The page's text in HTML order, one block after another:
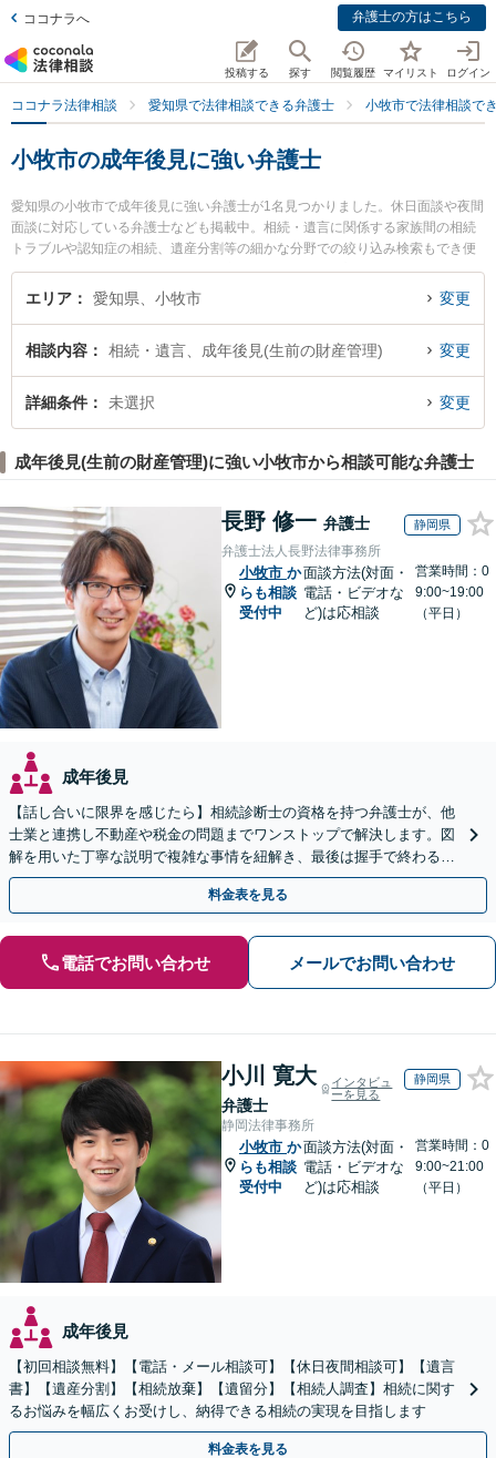
ココナラへ 弁護士の方はこちら
投稿する 探す 閲覧履歴 マイリスト ログイン
ココナラ法律相談 愛知県で法律相談できる弁護士 小牧市で法律相談で
小牧市の成年後見に強い弁護士
愛知県の小牧市で成年後見に強い弁護士が1名見つかりました。休日面談や夜間
面談に対応している弁護士なども掲載中。相続・遺言に関係する家族間の相続
トラブルや認知症の相続、遺産分割等の細かな分野での絞り込み検索もでき便
利です。特にかがりび法律事務所の舟橋 拓馬弁護士のプロフィール情報や弁護
士費用、強みなどが注目されています。『小牧市で土日や夜間に発生した成年
できる小牧市内の弁護士に相談予約したい』などでお困りの相談者さんにおす
すめです。
エリア 愛知県、小牧市 変更
相談内容 相続・遺言、成年後見(生前の財産管理) 変更
詳細条件 未選択 変更
成年後見(生前の財産管理)に強い小牧市から相談可能な弁護士
長野 修一 弁護士 静岡県
弁護士法人長野法律事務所
小牧市 か
らも相談
受付中
面談方法(対面・
電話・ビデオな
ど)は応相談
営業時間：0
9:00~19:00
（平日）
成年後見
【話し合いに限界を感じたら】相続診断士の資格を持つ弁護士が、他
士業と連携し不動産や税金の問題までワンストップで解決します。図
解を用いた丁寧な説明で複雑な事情を紐解き、最後は握手で終わる円
満な解決へ導きます。【東海エリア・神奈川県対応】
料金表を見る
電話でお問い合わせ メールでお問い合わせ
小川 寛大
弁護士
インタビュ
ーを見る
静岡県
静岡法律事務所
小牧市 か
らも相談
受付中
面談方法(対面・
電話・ビデオな
ど)は応相談
営業時間：0
9:00~21:00
（平日）
成年後見
【初回相談無料】【電話・メール相談可】【休日夜間相談可】【遺言
書】【遺産分割】【相続放棄】【遺留分】【相続人調査】相続に関す
るお悩みを幅広くお受けし、納得できる相続の実現を目指します
料金表を見る